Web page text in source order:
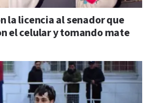
la licencia al senador que
el celular y tomando mate